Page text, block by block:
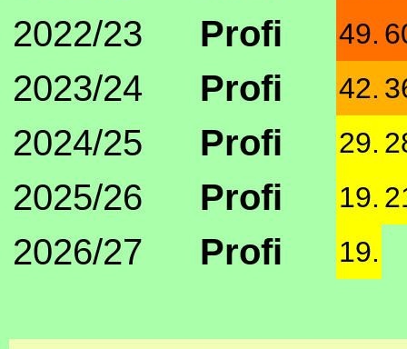
2022/23 Profi 49.
2023/24 Profi 42.
2024/25 Profi 29.
2025/26 Profi 19.
2026/27 Profi 19.